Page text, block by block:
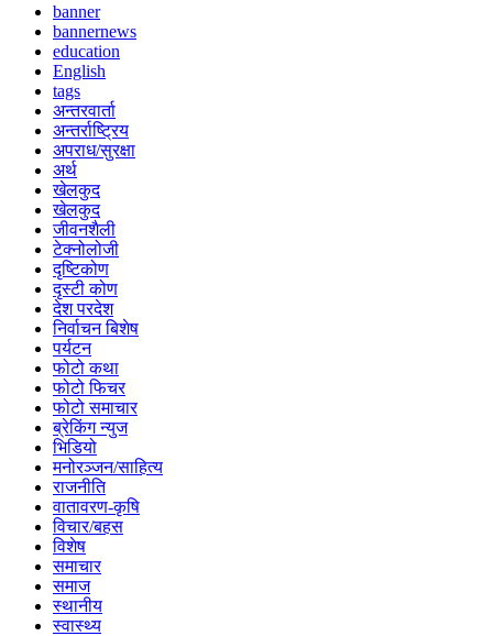
banner
bannernews
education
English
tags
अन्तरवार्ता
अन्तर्राष्ट्रिय
अपराध/सुरक्षा
अर्थ
खेलकुद
खेलकुद
जीवनशैली
टेक्नोलोजी
दृष्टिकोण
दृस्टी कोण
देश परदेश
निर्वाचन बिशेष
पर्यटन
फोटो कथा
फोटो फिचर
फोटो समाचार
ब्रेकिंग न्युज
भिडियो
मनोरञ्जन/साहित्य
राजनीति
वातावरण-कृषि
विचार/बहस
विशेष
समाचार
समाज
स्थानीय
स्वास्थ्य